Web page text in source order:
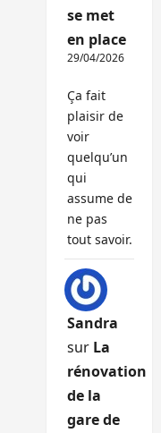
se met
en place
29/04/2026
Ça fait
plaisir de
voir
quelqu’un
qui
assume de
ne pas
tout savoir.
Sandra
sur La
rénovation
de la
gare de